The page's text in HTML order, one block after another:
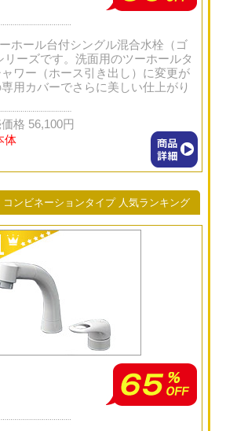
ホール台付シングル混合水栓（ゴ
リーズです。洗面用のツーホールタ
ワー（ホース引き出し）に変更が
用カバーでさらに美しい仕上がり
格 56,100円
体
ンビネーションタイプ 人気ランキング